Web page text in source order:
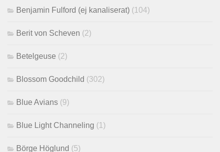
Benjamin Fulford (ej kanaliserat) (104)
Berit von Scheven (2)
Betelgeuse (2)
Blossom Goodchild (302)
Blue Avians (9)
Blue Light Channeling (1)
Börge Höglund (5)